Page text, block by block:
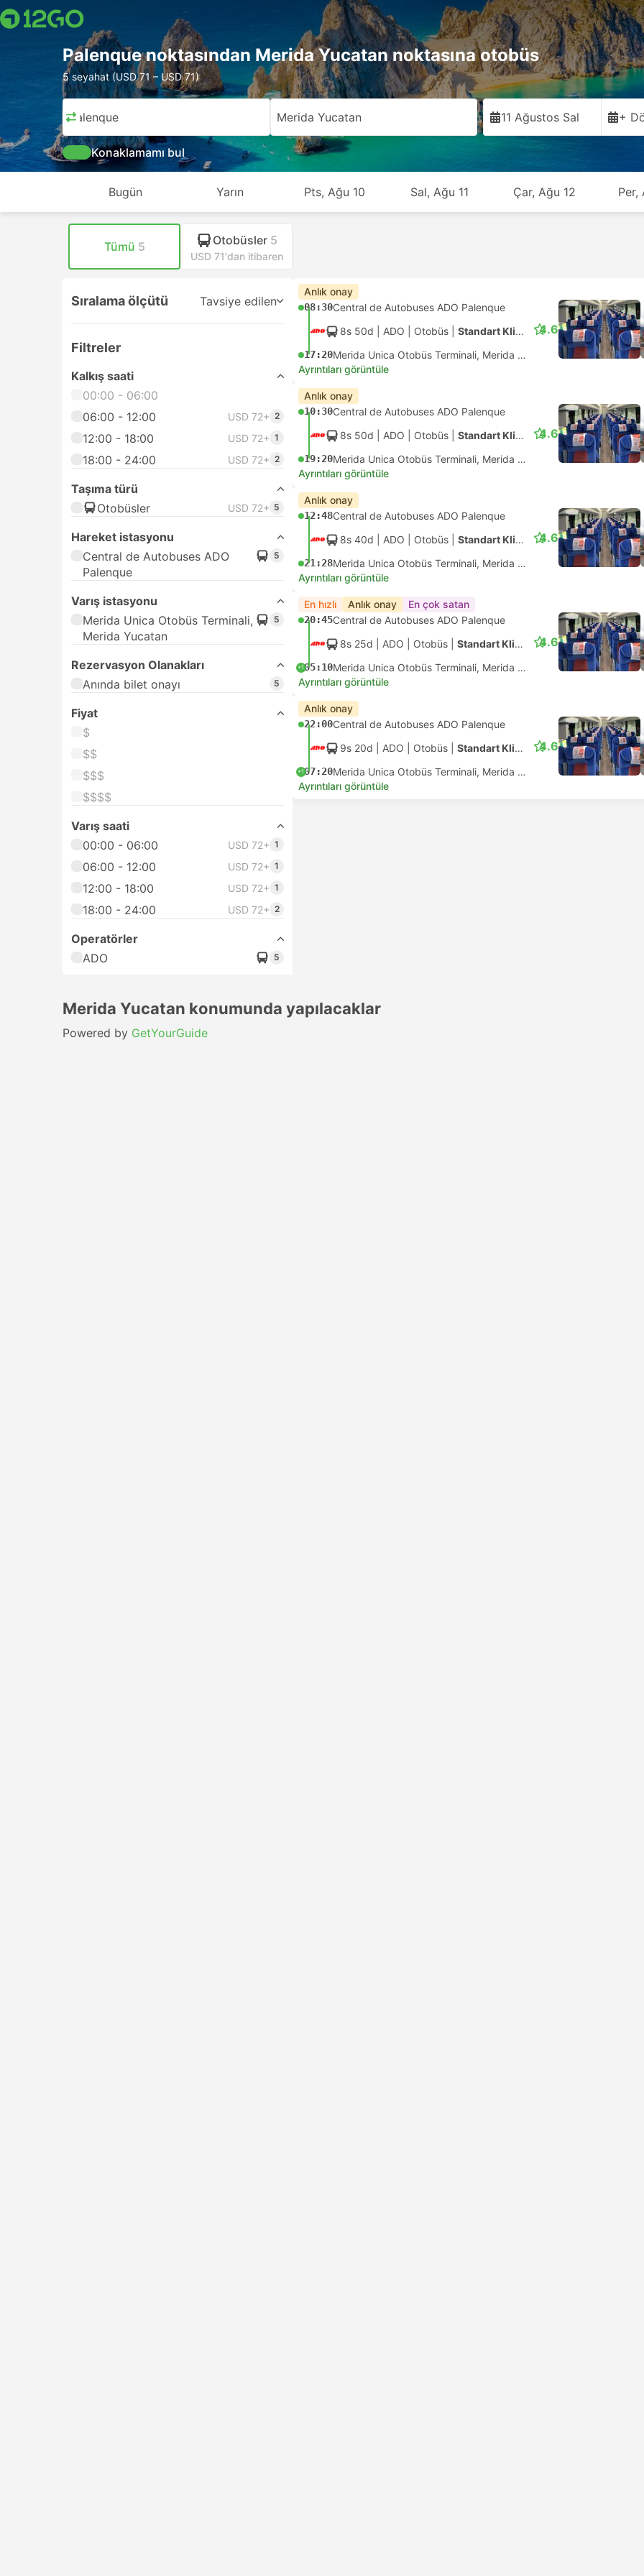
Palenque noktasından Merida Yucatan noktasına otobüs
5 seyahat (USD 71 – USD 71)
Palenque Merida Yucatan 11 Ağustos Sal +
Konaklamamı bul
Bugün Yarın Pts, Ağu 10 Sal, Ağu 11 Çar, Ağu 12 Per,
Tümü 5 Otobüsler 5
USD 71'dan itibaren
Sıralama ölçütü Tavsiye edilen
Filtreler
Kalkış saati
00:00 - 06:00
06:00 - 12:00
USD 72+ 2
12:00 - 18:00 USD 72+ 1
18:00 - 24:00 USD 72+ 2
Taşıma türü
Otobüsler
USD 72+ 5
Hareket istasyonu
Central de Autobuses ADO
Palenque
5
Varış istasyonu
Merida Unica Otobüs Terminali,
Merida Yucatan
5
Rezervasyon Olanakları
Anında bilet onayı
5
Fiyat
$
$$
$$$
$$$$
Varış saati
00:00 - 06:00
USD 72+ 1
06:00 - 12:00 USD 72+ 1
12:00 - 18:00 USD 72+ 1
18:00 - 24:00 USD 72+ 2
Operatörler
ADO
5
Anlık onay
08:30Central de Autobuses ADO Palenque
8s 50d | ADO Otobüs Standart Klimalı
17:20 Merida Unica Otobüs Terminali, Merida Yucatan
4.6
Ayrıntıları görüntüle
Anlık onay
10:30Central de Autobuses ADO Palenque
8s 50d | ADO Otobüs Standart Klimalı
19:20 Merida Unica Otobüs Terminali, Merida Yucatan
4.6
Ayrıntıları görüntüle
Anlık onay
12:48Central de Autobuses ADO Palenque
8s 40d | ADO Otobüs Standart Klimalı
21:28 Merida Unica Otobüs Terminali, Merida Yucatan
4.6
Ayrıntıları görüntüle
En hızlı Anlık onay En çok satan
20:45Central de Autobuses ADO Palenque
8s 25d | ADO Otobüs Standart Klimalı
+105:10 Merida Unica Otobüs Terminali, Merida Yucatan
4.6
Ayrıntıları görüntüle
Anlık onay
22:00Central de Autobuses ADO Palenque
9s 20d | ADO Otobüs Standart Klimalı
+107:20 Merida Unica Otobüs Terminali, Merida Yucatan
4.6
Ayrıntıları görüntüle
Merida Yucatan konumunda yapılacaklar
Powered by GetYourGuide